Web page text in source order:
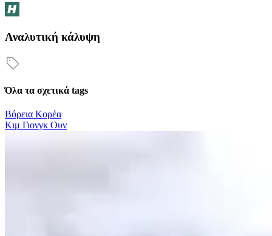
Αναλυτική κάλυψη
Όλα τα σχετικά tags
Βόρεια Κορέα
Κιμ Γιονγκ Ουν